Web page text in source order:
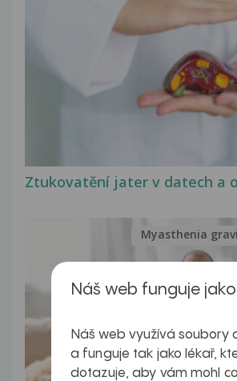
Ztukovatění jater v datech a
Myasthenia
Náš web funguje
Náš web využívá soubory
a funguje tak jako lékař,
dotazuje, aby vám mohl